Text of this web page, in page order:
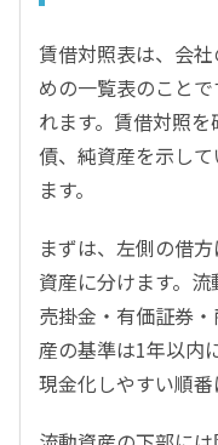
賃借対照表は、会
めの一覧表のこと
れます。賃借対照
債、純資産を示し
ます。
まずは、左側の借
資産に分けます。
売掛金・有価証券
産の基準は1年以内
現金化しやすい順番